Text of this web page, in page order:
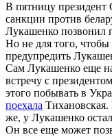
В пятницу
санкции против
Лукашенко позвонил
Но не для того, чтобы
предупредить
Сам Лукашенко еще
встречу с
этого побывать в
поехала Тихановская.
же, у Лукашенко
Он все еще может